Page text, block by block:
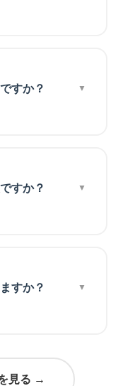
すか？
すか？
すか？
見る →